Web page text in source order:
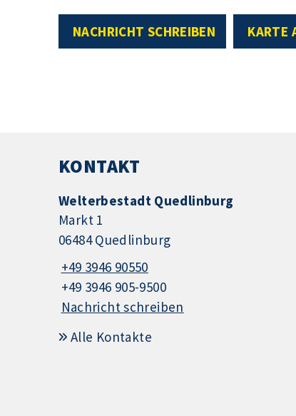
NACHRICHT SCHREIBEN KARTE
KONTAKT
Welterbestadt Quedlinburg
Markt 1
06484 Quedlinburg
+49 3946 90550
+49 3946 905-9500
Nachricht schreiben
Alle Kontakte